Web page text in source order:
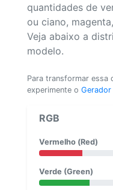
quantidades de
ou ciano,
Veja abaixo a
modelo.
Para transformar essa
experimente o Gerador
RGB
Vermelho (Red)
Verde (Green)